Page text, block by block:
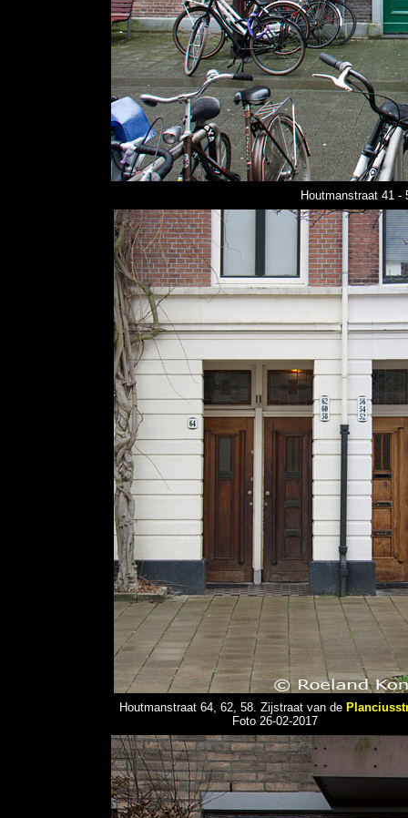
Houtmanstraat 41
Houtmanstraat 64, 62, 58. Zijstraat van de
Foto 26-02-2017